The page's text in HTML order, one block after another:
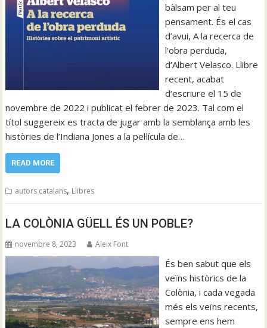
bàlsam per al teu
pensament. És el cas
d’avui, A la recerca de
l’obra perduda,
d’Albert Velasco. Llibre
recent, acabat
d’escriure el 15 de
novembre de 2022 i publicat el febrer de 2023. Tal com el
títol suggereix es tracta de jugar amb la semblança amb les
històries de l’Indiana Jones a la pel·lícula de…
READ MORE
autors catalans, Llibres
LA COLÒNIA GÜELL ÉS UN POBLE?
novembre 8, 2023 Aleix Font
És ben sabut que els
veïns històrics de la
Colònia, i cada vegada
més els veïns recents,
sempre ens hem